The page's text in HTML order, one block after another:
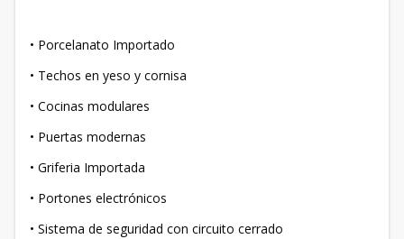
• Porcelanato Importado
• Techos en yeso y cornisa
• Cocinas modulares
• Puertas modernas
• Griferia Importada
• Portones electrónicos
• Sistema de seguridad con circuito cerrado